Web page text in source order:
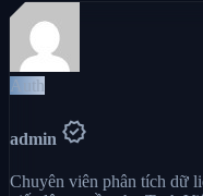
Auth
admin verified
Chuyên viên phân tích dữ